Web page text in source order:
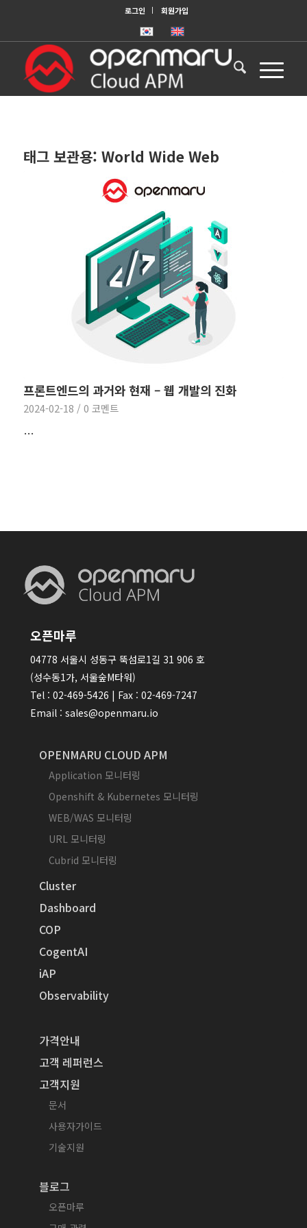
로그인 회원가입
태그 보관용: World Wide Web
프론트엔드의 과거와 현재 – 웹 개발의 진화
2024-02-18 / 0 코멘트
…
오픈마루
04778 서울시 성동구 뚝섬로1길 31 906 호
(성수동1가, 서울숲M타워)
Tel : 02-469-5426 | Fax : 02-469-7247
Email : sales@openmaru.io
OPENMARU CLOUD APM
Application 모니터링
Openshift & Kubernetes 모니터링
WEB/WAS 모니터링
URL 모니터링
Cubrid 모니터링
Cluster
Dashboard
COP
CogentAI
iAP
Observability
가격안내
고객 레퍼런스
고객지원
문서
사용자가이드
기술지원
블로그
오픈마루